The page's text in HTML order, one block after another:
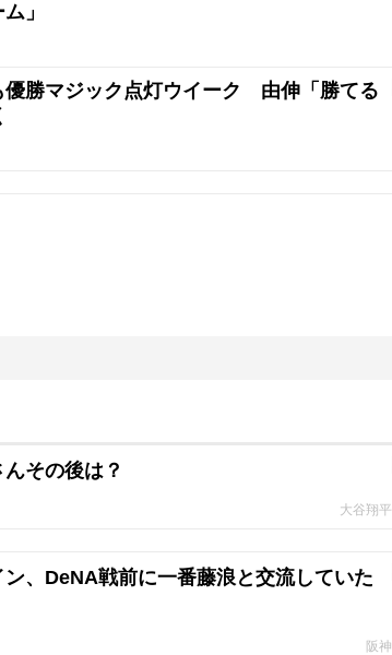
」
優勝マジック点灯ウイーク 由伸「勝てる
その後は？
大谷翔平
ン、DeNA戦前に一番藤浪と交流していた
阪神